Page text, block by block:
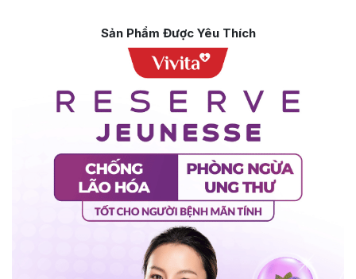
Sản Phẩm Được Yêu Thích